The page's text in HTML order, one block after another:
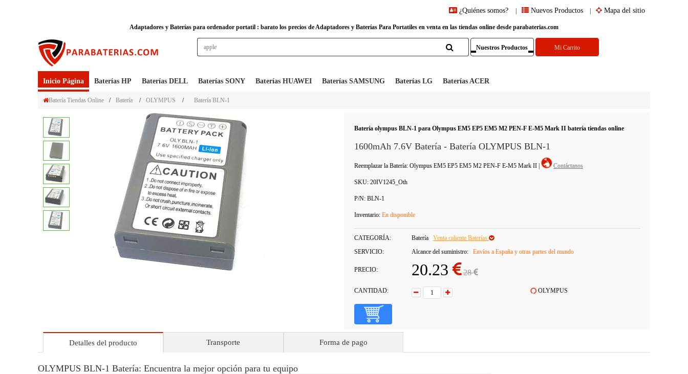
Mapa del sitio
Nuevos Productos
¿Quiénes somos?
Adaptadores y Baterías para ordenador portatil : barato los precios de Adaptadores y Baterías Para Portatiles en venta en las tiendas online desde parabaterias.com
Nuestros Productos Mi Carrito
Inicio Página Baterías HP Baterías DELL Baterías SONY Baterías HUAWEI Baterías SAMSUNG Baterías LG Baterías ACER
Batería Tiendas Online / Batería / OLYMPUS / Batería BLN-1
Batería olympus BLN-1 para Olympus EM5 EP5 EM5 M2 PEN-F E-M5 Mark II batería tiendas online
1600mAh 7.6V Batería - Batería OLYMPUS BLN-1
Reemplazar la Batería: Olympus EM5 EP5 EM5 M2 PEN-F E-M5 Mark II Contáctanos
SKU: 20IV1245_Oth
P/N: BLN-1
Inventario: En disponible
CATEGORÍA: Batería
Venta caliente Baterías
SERVICIO:
Alcance del suministro: Envíos a España y otras partes del mundo
PRECIO: 20.23 28
CANTIDAD: OLYMPUS
Detalles del producto Transporte Forma de pago
OLYMPUS BLN-1 Batería: Encuentra la mejor opción para tu equipo